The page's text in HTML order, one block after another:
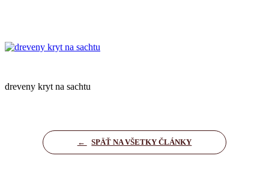
dreveny kryt na sachtu
← SPÄŤ NA VŠETKY ČLÁNKY